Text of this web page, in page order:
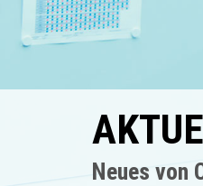
Neues von